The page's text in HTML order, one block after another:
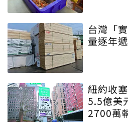
台灣「
量逐年
紐約收
5.5億美
2700萬